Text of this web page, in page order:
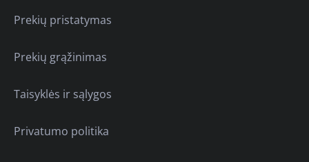
Prekių pristatymas
Prekių grąžinimas
Taisyklės ir sąlygos
Privatumo politika